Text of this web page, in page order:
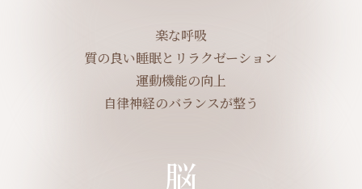
楽な呼吸
質の良い睡眠とリラクゼーション
運動機能の向上
自律神経のバランスが整う
脳